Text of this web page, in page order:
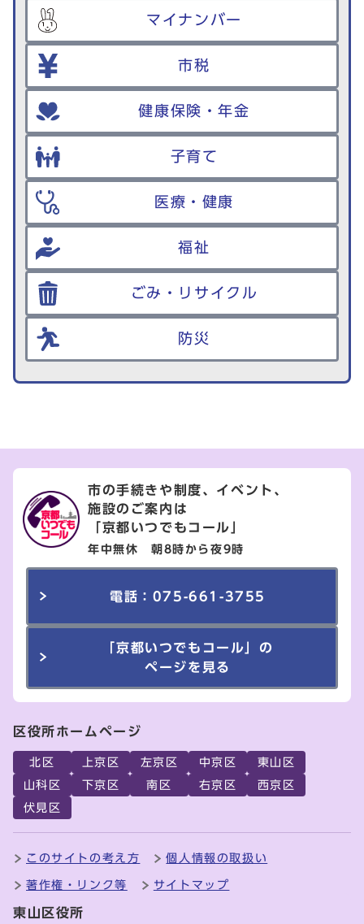
マイナンバー
市税
健康保険・年金
子育て
医療・健康
福祉
ごみ・リサイクル
防災
市の手続きや制度、イベント、
施設のご案内は
「京都いつでもコール」
年中無休 朝8時から夜9時
電話：075-661-3755
「京都いつでもコール」の
ページを見る
区役所ホームページ
北区 上京区 左京区 中京区
東山区
山科区
下京区 南区 右京区
西京区
伏見区
このサイトの考え方 個人情報の取扱い
著作権・リンク等 サイトマップ
東山区役所